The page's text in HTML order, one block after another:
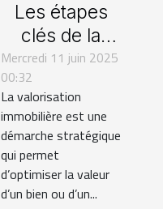
Les étapes
clés de la
valorisation
immobilière
par un
promoteur
Mercredi 11 juin 2025
00:32
La valorisation
immobilière est une
démarche stratégique
qui permet
d’optimiser la valeur
d’un bien ou d’un...